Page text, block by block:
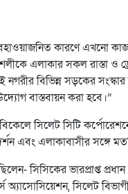
কারণে এখনো
এলাকার সকল রাস্তা ও
বিভিন্ন সড়কের
বাস্তবায়ন করা হবে।”
সিলেট সিটি
এবং এলাকাবাসীর সঙ্গে
সিসিকের ভারপ্রাপ্ত
অ্যাসোসিয়েশন, সিলেট